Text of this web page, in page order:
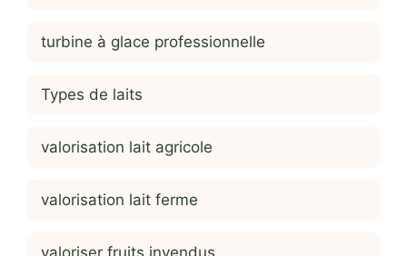
turbine à glace professionnelle
Types de laits
valorisation lait agricole
valorisation lait ferme